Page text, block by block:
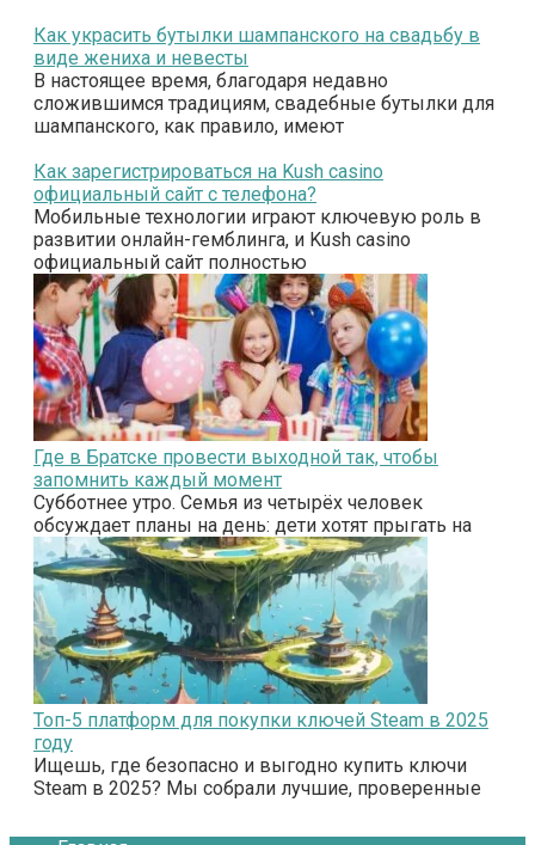
Как украсить бутылки шампанского на свадьбу в
виде жениха и невесты
В настоящее время, благодаря недавно
сложившимся традициям, свадебные бутылки для
шампанского, как правило, имеют
Как зарегистрироваться на Kush casino
официальный сайт с телефона?
Мобильные технологии играют ключевую роль в
развитии онлайн-гемблинга, и Kush casino
официальный сайт полностью
Где в Братске провести выходной так, чтобы
запомнить каждый момент
Субботнее утро. Семья из четырёх человек
обсуждает планы на день: дети хотят прыгать на
Топ-5 платформ для покупки ключей Steam в 2025
году
Ищешь, где безопасно и выгодно купить ключи
Steam в 2025? Мы собрали лучшие, проверенные